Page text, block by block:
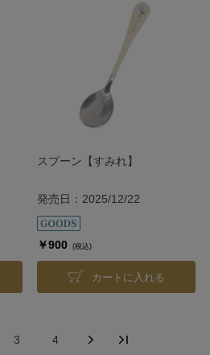
スプーン【すみれ】
発売日：2025/12/22
￥900 (税込)
カートに入れる
3 4